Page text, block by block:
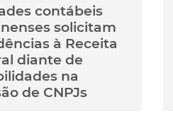
contábeis
solicitam
à Receita
diante de
na
de CNPJs